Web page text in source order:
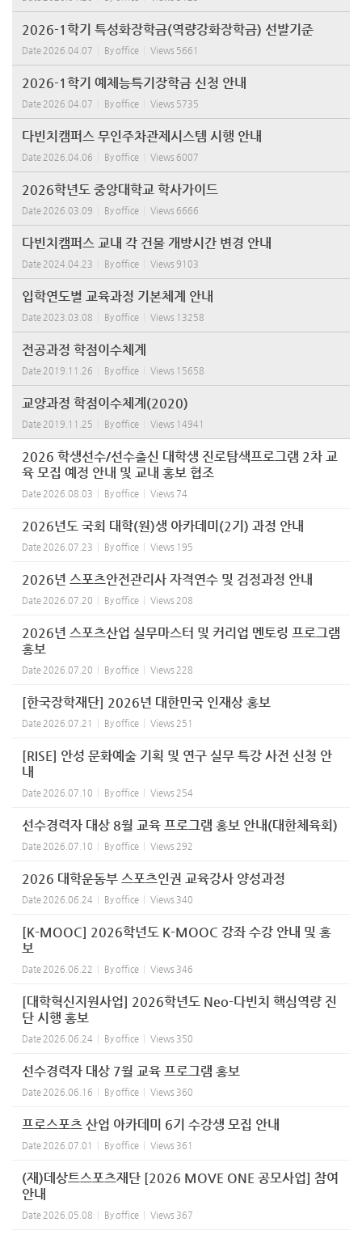
2026-1학기 특성화장학금(역량강화장학금) 선발기준
Date 2026.04.07 Byoffice Views 5661
2026-1학기 예체능특기장학금 신청 안내
Date 2026.04.07 Byoffice Views 5735
다빈치캠퍼스 무인주차관제시스템 시행 안내
Date 2026.04.06 Byoffice Views 6007
2026학년도 중앙대학교 학사가이드
Date 2026.03.09 Byoffice Views 6666
다빈치캠퍼스 교내 각 건물 개방시간 변경 안내
Date 2024.04.23 Byoffice Views 9103
입학연도별 교육과정 기본체계 안내
Date 2023.03.08 Byoffice Views 13258
전공과정 학점이수체계
Date 2019.11.26 Byoffice Views 15658
교양과정 학점이수체계(2020)
Date 2019.11.25 Byoffice Views 14941
2026 학생선수/선수출신 대학생 진로탐색프로그램 2차 교
육 모집 예정 안내 및 교내 홍보 협조
Date 2026.08.03 Byoffice Views 74
2026년도 국회 대학(원)생 아카데미(2기) 과정 안내
Date 2026.07.23 Byoffice Views 195
2026년 스포츠안전관리사 자격연수 및 검정과정 안내
Date 2026.07.20 Byoffice Views 208
2026년 스포츠산업 실무마스터 및 커리업 멘토링 프로그램
홍보
Date 2026.07.20 Byoffice Views 228
[한국장학재단] 2026년 대한민국 인재상 홍보
Date 2026.07.21 Byoffice Views 251
[RISE] 안성 문화예술 기획 및 연구 실무 특강 사전 신청 안
내
Date 2026.07.10 Byoffice Views 254
선수경력자 대상 8월 교육 프로그램 홍보 안내(대한체육회)
Date 2026.07.10 Byoffice Views 292
2026 대학운동부 스포츠인권 교육강사 양성과정
Date 2026.06.24 Byoffice Views 340
[K-MOOC] 2026학년도 K-MOOC 강좌 수강 안내 및 홍
보
Date 2026.06.22 Byoffice Views 346
[대학혁신지원사업] 2026학년도 Neo-다빈치 핵심역량 진
단 시행 홍보
Date 2026.06.24 Byoffice Views 350
선수경력자 대상 7월 교육 프로그램 홍보
Date 2026.06.16 Byoffice Views 360
프로스포츠 산업 아카데미 6기 수강생 모집 안내
Date 2026.07.01 Byoffice Views 361
(재)데상트스포츠재단 [2026 MOVE ONE 공모사업] 참여
안내
Date 2026.05.08 Byoffice Views 367